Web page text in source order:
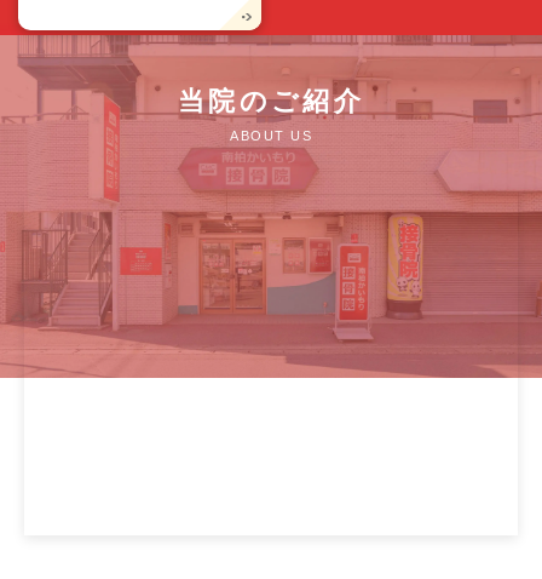
当院のご紹介
ABOUT US